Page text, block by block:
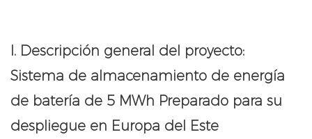
I. Descripción general del proyecto:
Sistema de almacenamiento de energía
de batería de 5 MWh Preparado para su
despliegue en Europa del Este